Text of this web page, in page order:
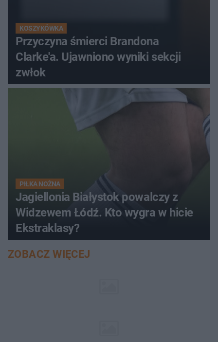
KOSZYKÓWKA
Przyczyna śmierci Brandona
Clarke'a. Ujawniono wyniki sekcji
zwłok
PIŁKA NOŻNA
Jagiellonia Białystok powalczy z
Widzewem Łódź. Kto wygra w hicie
Ekstraklasy?
ZOBACZ WIĘCEJ